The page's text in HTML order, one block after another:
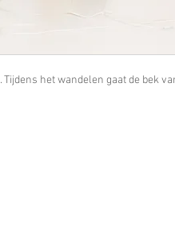
het wandelen gaat de bek